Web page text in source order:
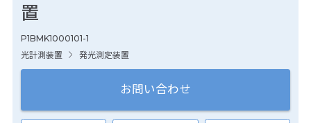
置
P1BMK1000101-1
光計測装置
発光測定装置
お問い合わせ